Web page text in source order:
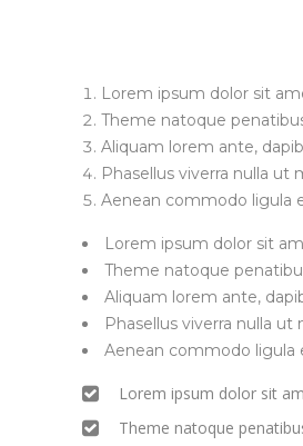
Lorem ipsum dolor sit
Theme natoque
Aliquam lorem ante,
Phasellus viverra nulla ut
Aenean commodo ligula
Lorem ipsum dolor sit
Theme natoque
Aliquam lorem ante,
Phasellus viverra nulla ut
Aenean commodo ligula
Lorem ipsum dolor sit
Theme natoque